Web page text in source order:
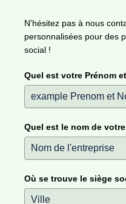
N'hésitez pas à nous
personnalisées pour des
social !
Quel est votre Prénom
Quel est le nom de
Où se trouve le siège